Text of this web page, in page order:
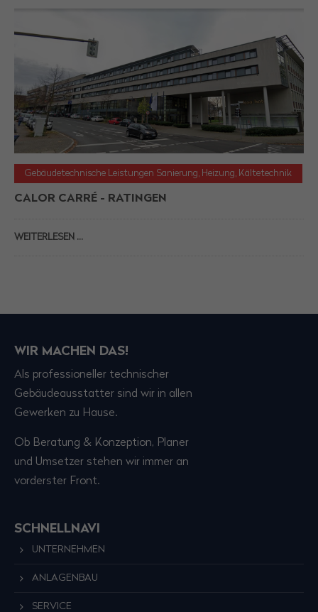
Gebäudetechnische Leistungen Sanierung, Heizung, Kältetechnik
CALOR CARRÉ - RATINGEN
WEITERLESEN …
WIR MACHEN DAS!
Als professioneller technischer
Gebäudeausstatter sind wir in allen
Gewerken zu Hause.
Ob Beratung & Konzeption, Planer
und Umsetzer stehen wir immer an
vorderster Front.
SCHNELLNAVI
UNTERNEHMEN
ANLAGENBAU
SERVICE